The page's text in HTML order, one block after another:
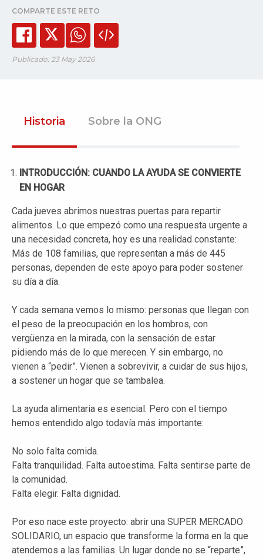
COMPARTE ESTE RETO
Publicado: 23 May 2026
Historia Sobre la ONG
INTRODUCCIÓN: CUANDO LA AYUDA SE CONVIERTE
EN HOGAR
Cada jueves abrimos nuestras puertas para repartir
alimentos. Lo que empezó como una respuesta urgente a
una necesidad concreta, hoy es una realidad constante:
Más de 108 familias, que representan a más de 445
personas, dependen de este apoyo para poder sostener
su día a día.
Y cada semana vemos lo mismo: personas que llegan con
el peso de la preocupación en los hombros, con
vergüenza en la mirada, con la sensación de estar
pidiendo más de lo que merecen. Y sin embargo, no
vienen a “pedir”. Vienen a sobrevivir, a cuidar de sus hijos,
a sostener un hogar que se tambalea.
La ayuda alimentaria es esencial. Pero con el tiempo
hemos entendido algo todavía más importante:
No solo falta comida.
Falta tranquilidad. Falta autoestima. Falta sentirse parte de
la comunidad.
Falta elegir. Falta dignidad.
Por eso nace este proyecto: abrir una SUPER MERCADO
SOLIDARIO, un espacio que transforme la forma en la que
atendemos a las familias. Un lugar donde no se “reparte”,